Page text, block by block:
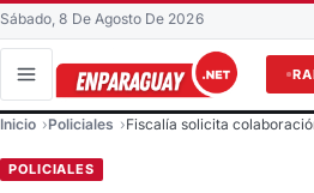
Sábado, 8 De Agosto De 2026
Buscar en el sitio
Inicio Policiales Fiscalía solicita
POLICIALES